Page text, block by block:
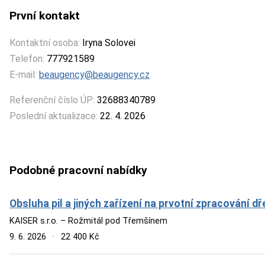
První kontakt
Kontaktní osoba: Iryna Solovei
Telefon: 777921589
E-mail: beaugency@beaugency.cz
Referenční číslo ÚP: 32688340789
Poslední aktualizace: 22. 4. 2026
Podobné pracovní nabídky
Obsluha pil a jiných zařízení na prvotní zpracování
KAISER s.r.o. – Rožmitál pod Třemšínem
9. 6. 2026
· 22 400 Kč